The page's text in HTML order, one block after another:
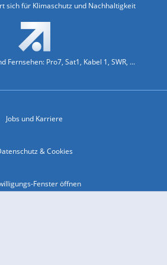
sich für Klimaschutz und Nachhaltigkeit
Fernsehen: Pro7, Sat1, Kabel 1, SWR, ...
Jobs und Karriere
& Cookies
Fenster öffnen